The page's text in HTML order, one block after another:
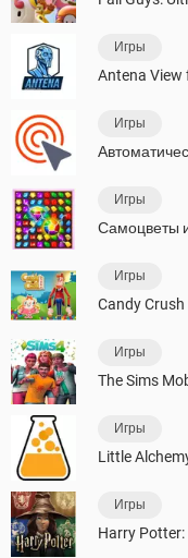
Игры
Antena View
Игры
Игры
Самоцветы
Игры
Candy
Игры
The Sims
Игры
Little
Игры
Harry